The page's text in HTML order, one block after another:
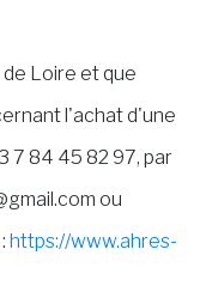
Loire et que
l'achat d'une
7 84 45 82 97, par
ou
:https://www.ahres-